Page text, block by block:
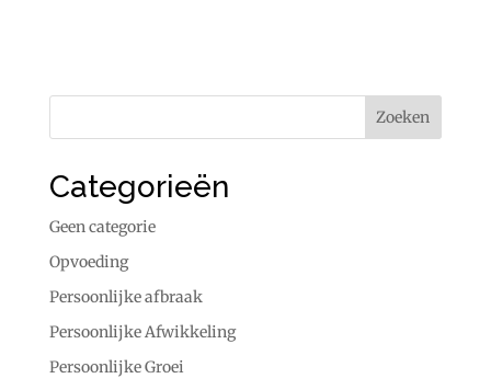
Categorieën
Geen categorie
Opvoeding
Persoonlijke afbraak
Persoonlijke Afwikkeling
Persoonlijke Groei